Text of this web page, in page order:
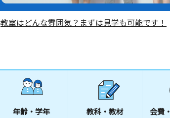
教室はどんな雰囲気？まずは見学も可能です！
年齢・学年 教科・教材 会費・